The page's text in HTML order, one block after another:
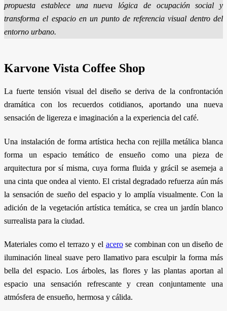
propuesta establece una nueva lógica de ocupación social y
transforma el espacio en un punto de referencia visual dentro del
entorno urbano.
Karvone Vista Coffee Shop
La fuerte tensión visual del diseño se deriva de la confrontación
dramática con los recuerdos cotidianos, aportando una nueva
sensación de ligereza e imaginación a la experiencia del café.
Una instalación de forma artística hecha con rejilla metálica blanca
forma un espacio temático de ensueño como una pieza de
arquitectura por sí misma, cuya forma fluida y grácil se asemeja a
una cinta que ondea al viento. El cristal degradado refuerza aún más
la sensación de sueño del espacio y lo amplía visualmente. Con la
adición de la vegetación artística temática, se crea un jardín blanco
surrealista para la ciudad.
Materiales como el terrazo y el acerose combinan con un diseño de
iluminación lineal suave pero llamativo para esculpir la forma más
bella del espacio. Los árboles, las flores y las plantas aportan al
espacio una sensación refrescante y crean conjuntamente una
atmósfera de ensueño, hermosa y cálida.